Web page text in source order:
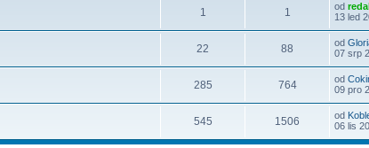
1 1 od
13 led
22 88 od
07 srp
285 764 od
09 pro
545 1506 od
06 lis